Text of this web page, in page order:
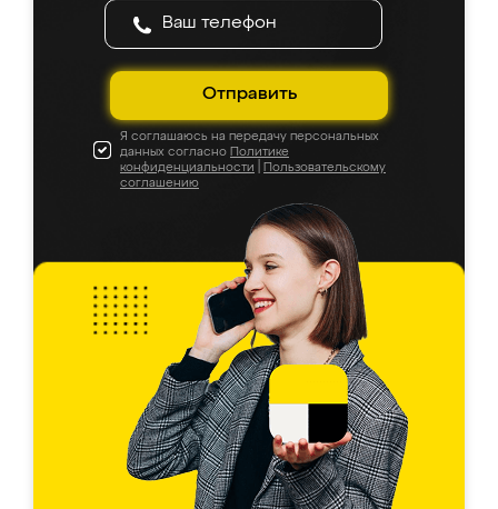
Отправить
Я соглашаюсь на передачу персональных
данных согласно Политике
конфиденциальности
Пользовательскому
соглашению